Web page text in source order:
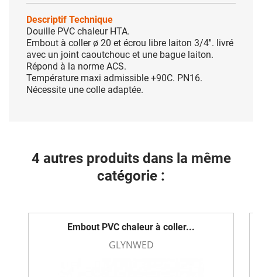
Descriptif Technique
Douille PVC chaleur HTA.
Embout à coller ø 20 et écrou libre laiton 3/4''. livré
avec un joint caoutchouc et une bague laiton.
Répond à la norme ACS.
Température maxi admissible +90C. PN16.
Nécessite une colle adaptée.
4 autres produits dans la même
catégorie :
Embout PVC chaleur à coller...
GLYNWED